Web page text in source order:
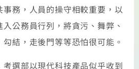
務，人員的操守相較重要，以
公務員行列，將貪污、舞弊、
結，走後門等等恐怕很可能。
選部以現代科技產品似乎收到